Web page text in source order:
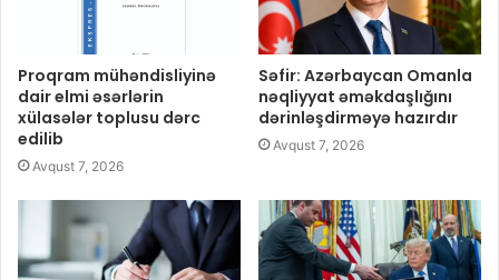
Proqram mühəndisliyinə
dair elmi əsərlərin
xülasələr toplusu dərc
edilib
Avqust 7, 2026
Səfir: Azərbaycan Omanla
nəqliyyat əməkdaşlığını
dərinləşdirməyə hazırdır
Avqust 7, 2026